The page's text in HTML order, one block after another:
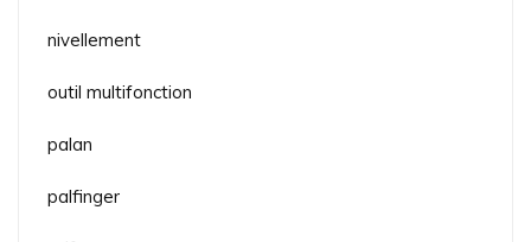
nivellement
outil multifonction
palan
palfinger